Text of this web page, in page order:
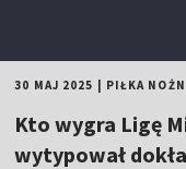
30 MAJ 2025 PIŁKA
Kto wygra Ligę
wytypował